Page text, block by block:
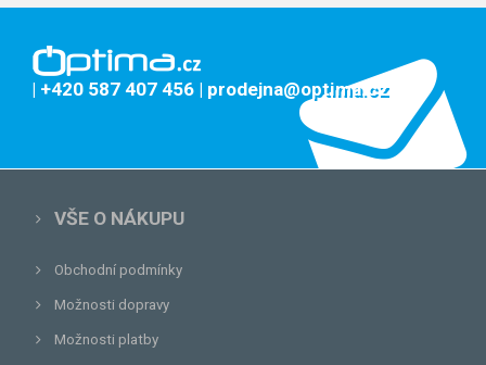
| +420 587 407 456 | prodejna@optima.cz
VŠE O NÁKUPU
Obchodní podmínky
Možnosti dopravy
Možnosti platby